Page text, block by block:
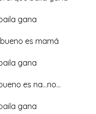
gana
es mamá
gana
es na…no…
gana